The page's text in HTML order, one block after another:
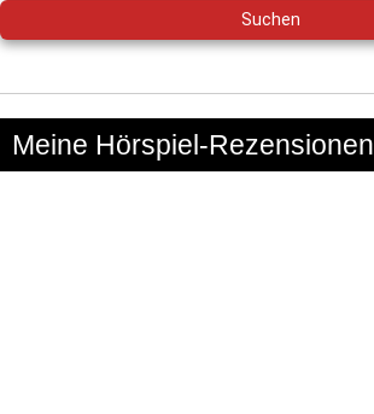
Meine Hörspiel-Rezensionen